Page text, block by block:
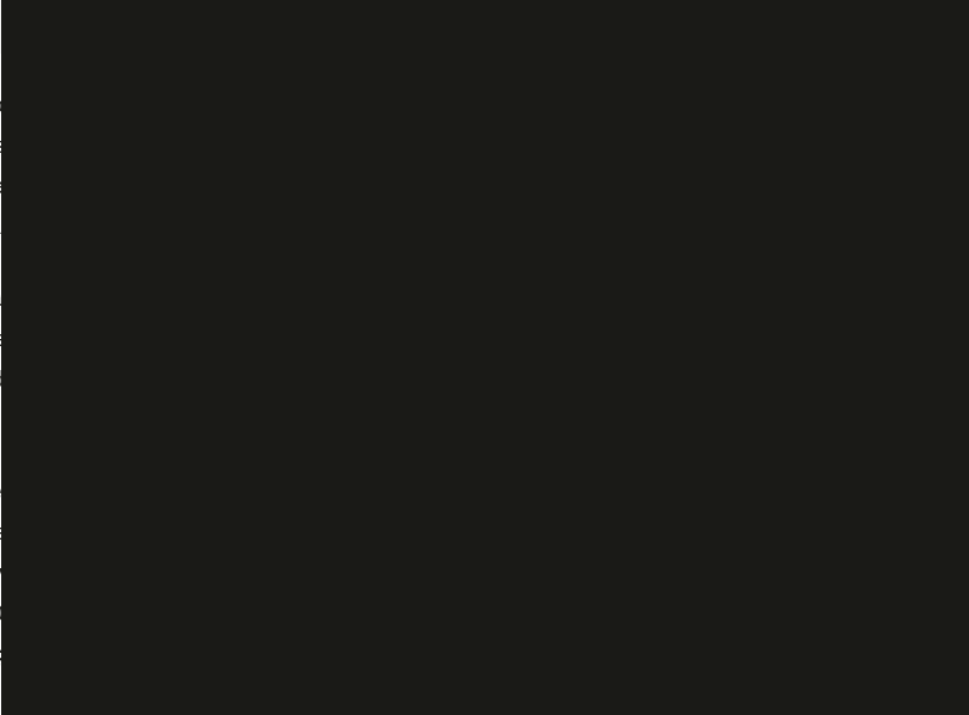
de ser rebaixado à Série B, de acordo com o site
Garcia. E se o Botafogo pode encaminhar a
o meia Leonardo Valencia prega que a equipe
o embalo obtido pelos triunfos no Estádio Nilton Santos.
seria muito importante para a gente, e precisamos
ganhar duas partidas em casa muito importantes –
os seis pontos seguidos obtidos sobre Corinthians e
de semana.
duas vitórias seguidas foi difícil. A série atual é
três anteriores foram ainda em janeiro, fevereiro e abril.
o Glorioso soma cinco sequências de pelo menos
Aumentar a invencibilidade também deverá ser
da equipe na Série A de 2019.